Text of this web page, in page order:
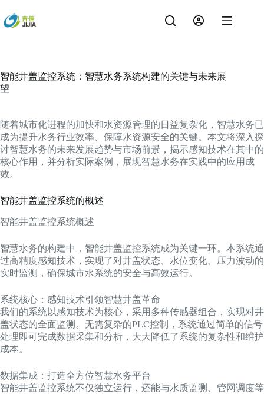
过
内
智能井盖监控系统：智慧水务系统构建的关键与未来展
望
随着城市化进程的加快和水资源管理的日益复杂化，智慧水务已
成为提升水务行业效率、保障水资源安全的关键。本文将深入探
讨智慧水务的未来发展趋势与市场前景，揭示感知技术在其中的
核心作用，并分析实际案例，展现智慧水务在实践中的应用成
效。
智能井盖监控系统的概述
智能井盖监控系统概述
智慧水务的构建中，智能井盖监控系统成为关键一环。本系统通
过高精度感知技术，实现了对井盖状态、水位变化、压力波动的
实时监测，确保城市水系统的安全与高效运行。
系统核心：感知技术引领智慧井盖革命
我们的系统以感知技术为核心，采用多种传感器组合，实现对井
盖状态的全面监测。无需复杂的PLC控制，系统通过简单的信号
处理即可完成数据采集和分析，大大降低了系统的复杂性和维护
成本。
数据集成：打造全方位智慧水务平台
智能井盖监控系统不仅独立运行，还能与水质监测、管网调度等